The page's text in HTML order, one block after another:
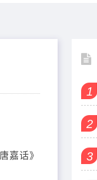
嘉话》
1
2
3